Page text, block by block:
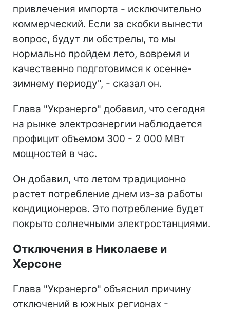
привлечения импорта - исключительно
коммерческий. Если за скобки вынести
вопрос, будут ли обстрелы, то мы
нормально пройдем лето, вовремя и
качественно подготовимся к осенне-
зимнему периоду", - сказал он.
Глава "Укрэнерго" добавил, что сегодня
на рынке электроэнергии наблюдается
профицит объемом 300 - 2 000 МВт
мощностей в час.
Он добавил, что летом традиционно
растет потребление днем из-за работы
кондиционеров. Это потребление будет
покрыто солнечными электростанциями.
Отключения в Николаеве и
Херсоне
Глава "Укрэнерго" объяснил причину
отключений в южных регионах -